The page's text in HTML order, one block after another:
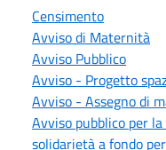
Censimento
Avviso di Maternità
Avviso Pubblico
Avviso - Progetto
Avviso - Assegno di
Avviso pubblico per
solidarietà a fondo